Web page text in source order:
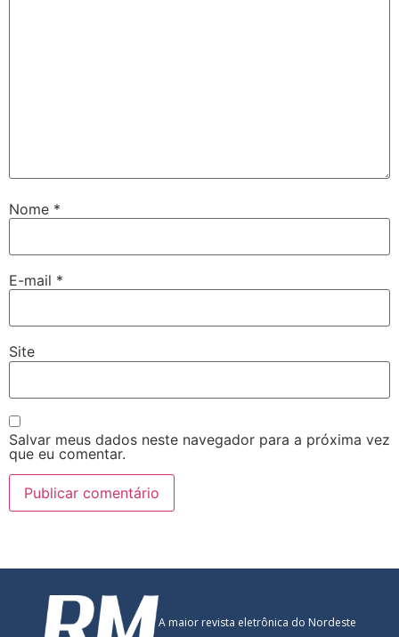
Nome *
E-mail *
Site
Salvar meus dados neste navegador para a próxima vez
que eu comentar.
A maior revista eletrônica do Nordeste